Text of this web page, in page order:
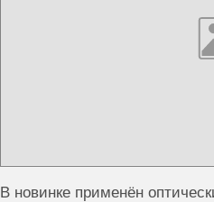
В новинке применён